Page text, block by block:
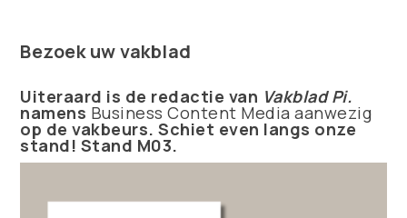
Bezoek uw vakblad
Uiteraard is de redactie van Vakblad Pi.
namens Business Content Media aanwezig
op de vakbeurs. Schiet even langs onze
stand! Stand M03.